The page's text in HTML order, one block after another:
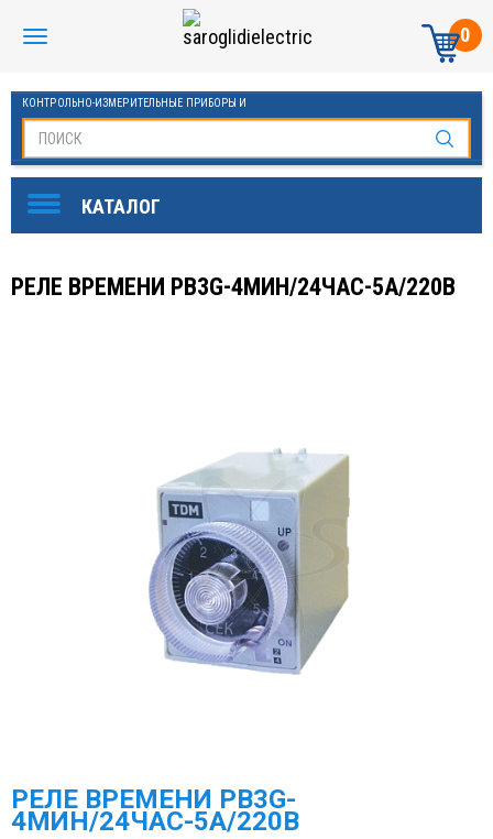
0
КОНТРОЛЬНО-ИЗМЕРИТЕЛЬНЫЕ ПРИБОРЫ И
РЕЛЕ ВРЕМЕНИ РВ3G-4МИН/24ЧАС-5А/220В
РЕЛЕ ВРЕМЕНИ РВ3G-
4МИН/24ЧАС-5А/220В